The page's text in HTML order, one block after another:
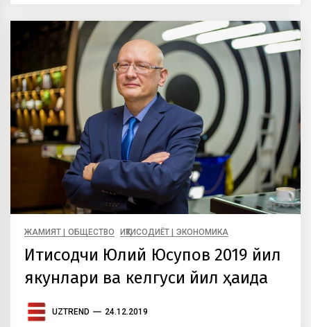
ЖАМИЯТ | ОБЩЕСТВО ИҚТИСОДИЁТ | ЭКОНОМИКА
Иқтисодчи Юлий Юсупов 2019 йил
якунлари ва келгуси йил ҳақида
UZTREND 24.12.2019